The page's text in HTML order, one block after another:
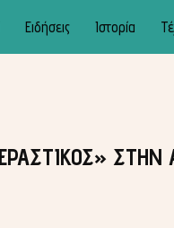
Ειδήσεις Ιστορία
ΣΤΗΝ